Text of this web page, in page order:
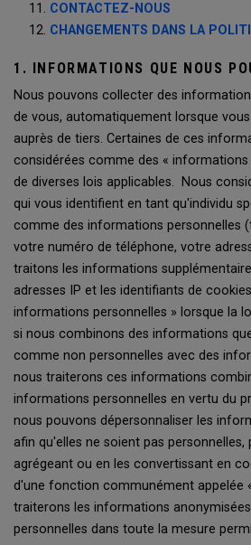
CONTACTEZ-NOUS
CHANGEMENTS DANS LA
1. INFORMATIONS QUE NOUS
Nous pouvons collecter des
de vous, automatiquement lorsque
auprès de tiers. Certaines de ces
considérées comme des « informations
de diverses lois applicables. Nous
qui vous identifient en tant qu'individu
comme des informations personnelles
votre numéro de téléphone, votre
traitons les informations
adresses IP et les identifiants de
informations personnelles » lorsque la
si nous combinons des informations
comme non personnelles avec des
nous traiterons ces informations
informations personnelles en vertu du
nous pouvons dépersonnaliser les
afin qu'elles ne soient pas personnelles,
agrégeant ou en les convertissant en
d'une fonction communément appelée
traiterons les informations
personnelles dans toute la mesure